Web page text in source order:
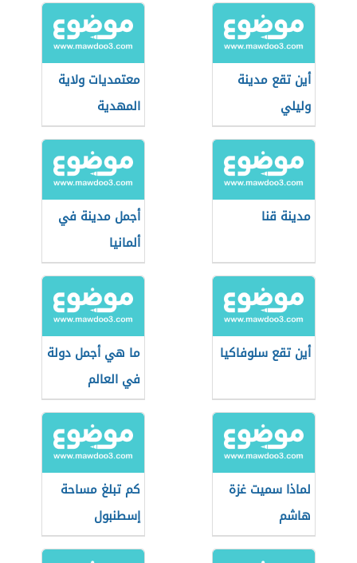
أين تقع مدينة
وليلي
معتمديات ولاية
المهدية
مدينة قنا
أجمل مدينة في
ألمانيا
أين تقع سلوفاكيا
ما هي أجمل دولة
في العالم
لماذا سميت غزة
هاشم
كم تبلغ مساحة
إسطنبول